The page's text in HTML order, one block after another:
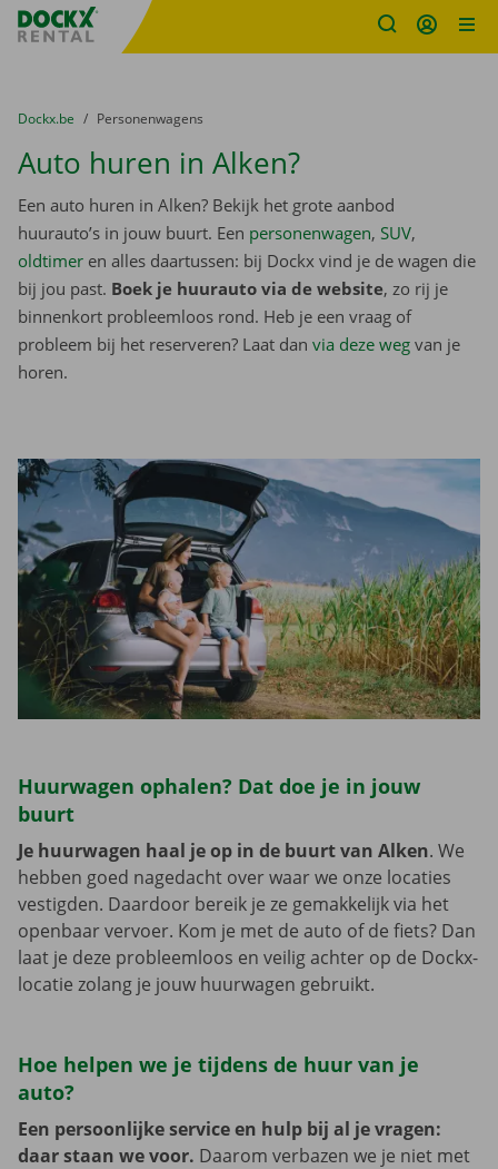
Fratello DEMO
U bevindt zich hier:
van
Dockx.be naar
Personenwagens
Auto huren in Alken?
Een auto huren in Alken? Bekijk het grote aanbod
huurauto’s in jouw buurt. Een personenwagen, SUV,
oldtimer en alles daartussen: bij Dockx vind je de wagen die
bij jou past. Boek je huurauto via de website, zo rij je
binnenkort probleemloos rond. Heb je een vraag of
probleem bij het reserveren? Laat dan via deze weg van je
horen.
Huurwagen ophalen? Dat doe je in jouw
buurt
Je huurwagen haal je op in de buurt van Alken. We
hebben goed nagedacht over waar we onze locaties
vestigden. Daardoor bereik je ze gemakkelijk via het
openbaar vervoer. Kom je met de auto of de fiets? Dan
laat je deze probleemloos en veilig achter op de Dockx-
locatie zolang je jouw huurwagen gebruikt.
Hoe helpen we je tijdens de huur van je
auto?
Een persoonlijke service en hulp bij al je vragen:
daar staan we voor. Daarom verbazen we je niet met